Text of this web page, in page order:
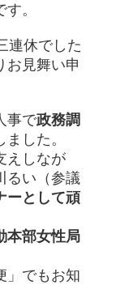
。
連休でした
お見舞い申
事で政務調
した。
えしなが
るい（参議
ーとして頑
本部女性局
」でもお知